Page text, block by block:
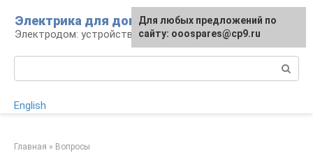
контенту
Электрика для дома
Электродом: устройства, кабели, ремонт
English
Главная » Вопросы
Для любых предложений по
сайту: ooospares@cp9.ru